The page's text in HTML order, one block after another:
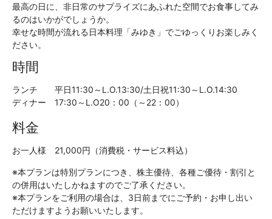
最高の日に、非日常のサプライズにあふれた空間でお食事してみ
るのはいかがでしょうか。
幸せな時間が流れる日本料理「みゆき」でごゆっくりお楽しみく
ださい。
時間
ランチ 平日11:30～L.O.13:30/土日祝11:30～L.O.14:30
ディナー 17:30～L.O20：00（～22：00）
料金
お一人様 21,000円（消費税・サービス料込）
※本プランは特別プランにつき、株主優待、各種ご優待・割引と
の併用はいたしかねますのでご了承ください。
※本プランをご利用の場合は、3日前までにご予約・お申し出い
ただけますようお願いいたします。